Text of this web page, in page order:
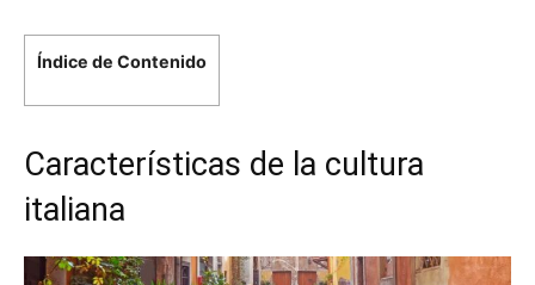
Índice de Contenido
Características de la cultura
italiana